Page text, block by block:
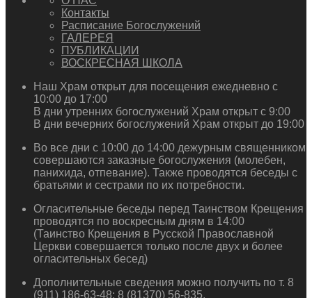
Контакты
Расписание Богослужений
ГАЛЕРЕЯ
ПУБЛИКАЦИИ
ВОСКРЕСНАЯ ШКОЛА
Наш Храм открыт для посещения ежедневно с
10:00 до 17:00
В дни утренних богослужений Храм открыт с 9:00
В дни вечерних богослужений Храм открыт до 19:00
Во все дни с 10:00 до 14:00 дежурным священником
совершаются заказные богослужения (молебен,
панихида, отпевание). Также проводятся беседы с
братьями и сестрами по их потребности.
Огласительные беседы перед Таинством Крещения
проводятся по воскресным дням в 14:00
(Таинство Крещения в Русской Православной
Церкви совершается только после двух и более
огласительных бесед)
Дополнительные сведения можно получить по т. 8
(911) 186-63-48; 8 (81370) 56-835.